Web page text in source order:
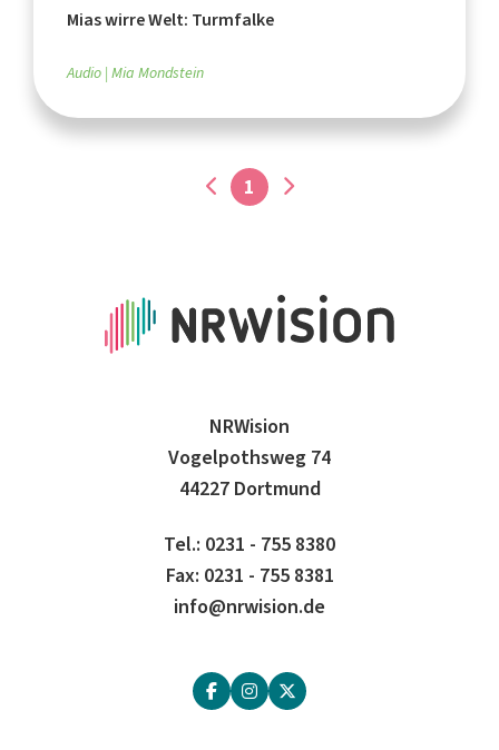
Mias wirre Welt: Turmfalke
Audio Mia Mondstein
1
NRWision
Vogelpothsweg 74
44227 Dortmund
Tel.: 0231 - 755 8380
Fax: 0231 - 755 8381
info@nrwision.de